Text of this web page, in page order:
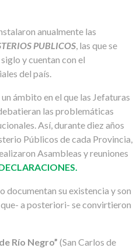
anualmente las
PUBLICOS, las que se
y cuentan con el
del país.
ámbito en el que las Jefaturas
las problemáticas
Así, durante diez años
Públicos de cada Provincia,
Asambleas y reuniones
su existencia y son
a posteriori- se convirtieron
Río Negro” (San Carlos de